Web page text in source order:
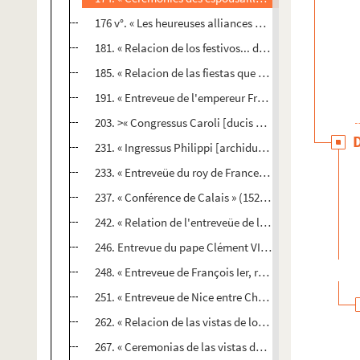
176 v°. « Les heureuses alliances de la France avec
181. « Relacion de los festivos... del desposorio del
185. « Relacion de las fiestas que se hicieron en la
191. « Entreveue de l'empereur Frédéric, quatriesme
203. >« Congressus Caroli [ducis Burgundiae] et
231. « Ingressus Philippi [archiducis Austriae] in urbes
233. « Entreveüe du roy de France Louis XII et de
237. « Conférence de Calais » (1521) : divers extraits
242. « Relation de l'entreveüe de l'empereur Charles
246. Entrevue du pape Clément VII, de l'empereur
248. « Entreveue de François Ier, roy de France, et
251. « Entreveue de Nice entre Charles-Quint et
262. « Relacion de las vistas de los reyes D. Philippe
267. « Ceremonias de las vistas del rey catholico